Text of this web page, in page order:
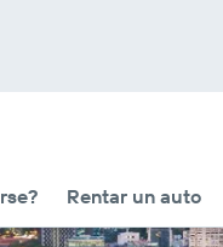
Rentar un auto